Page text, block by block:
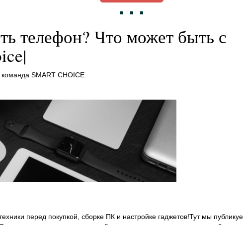
телефон? Что может быть с
SMART CHOICE.
перед покупкой, сборке ПК и настройке гаджетов!Тут мы